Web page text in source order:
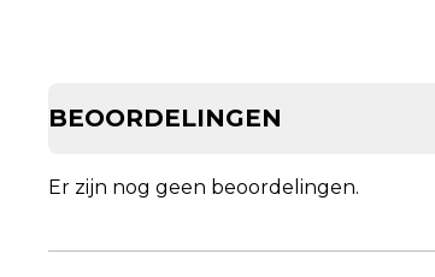
BEOORDELINGEN
Er zijn nog geen beoordelingen.